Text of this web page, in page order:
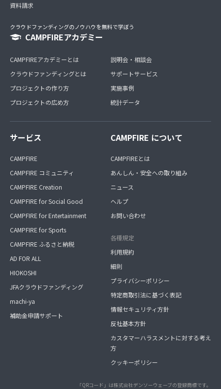
資料請求
クラウドファンディングのノウハウを無料で学ぼう
CAMPFIREアカデミー
CAMPFIREアカデミーとは
クラウドファンディングとは
プロジェクトの作り方
プロジェクトの広め方
説明会・相談会
サポートサービス
実施事例
統計データ
サービス
CAMPFIRE
CAMPFIRE コミュニティ
CAMPFIRE Creation
CAMPFIRE for Social Good
CAMPFIRE for Entertainment
CAMPFIRE for Sports
CAMPFIRE ふるさと納税
AD FOR ALL
HIOKOSHI
JFAクラウドファンディング
machi-ya
補助金申請サポート
CAMPFIRE について
CAMPFIREとは
あんしん・安全への取り組み
ニュース
ヘルプ
お問い合わせ
各種規定
利用規約
細則
プライバシーポリシー
特定商取引法に基づく表記
情報セキュリティ方針
反社基本方針
カスタマーハラスメントに対する考え
方
クッキーポリシー
「QRコード」は株式会社デンソーウェーブの登録商標です。